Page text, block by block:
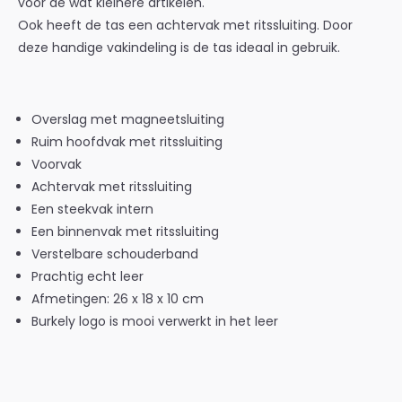
Ook heeft de tas een achtervak met ritssluiting. Door
deze handige vakindeling is de tas ideaal in gebruik.
Overslag met magneetsluiting
Ruim hoofdvak met ritssluiting
Voorvak
Achtervak met ritssluiting
Een steekvak intern
Een binnenvak met ritssluiting
Verstelbare schouderband
Prachtig echt leer
Afmetingen: 26 x 18 x 10 cm
Burkely logo is mooi verwerkt in het leer